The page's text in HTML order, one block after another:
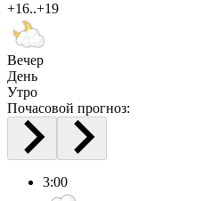
+16..+19
Вечер
День
Утро
Почасовой прогноз:
3:00